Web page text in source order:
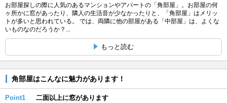
お部屋探しの際に人気のあるマンションやアパートの「角部屋」。お部屋の何
ヶ所かに窓があったり、隣人の生活音が少なかったりと、「角部屋」はメリッ
トが多いと思われている。 では、両隣に他の部屋がある「中部屋」は、よくな
いものなのだろうか？...
もっと読む
角部屋はこんなに魅力があります！
Point1 二面以上に窓があります